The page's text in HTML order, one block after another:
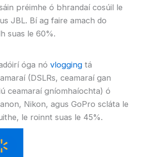
préimhe ó bhrandaí cosúil le
JBL. Bí ag faire amach do
suas le 60%.
óga nó vlogging tá
(DSLRs, ceamaraí gan
ceamaraí gníomhaíochta) ó
Nikon, agus GoPro scláta le
le roinnt suas le 45%.